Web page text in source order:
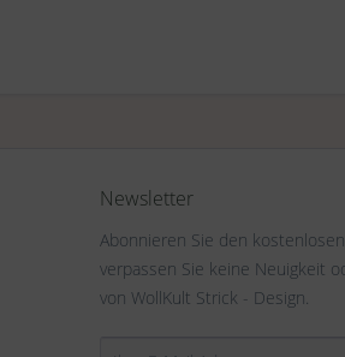
Newsletter
Abonnieren Sie den
verpassen Sie keine Neuigkeit
von WollKult Strick - Design.